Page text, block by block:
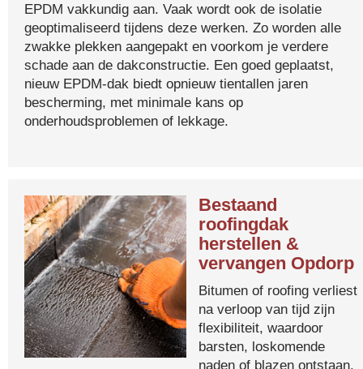
EPDM vakkundig aan. Vaak wordt ook de isolatie
geoptimaliseerd tijdens deze werken. Zo worden alle
zwakke plekken aangepakt en voorkom je verdere
schade aan de dakconstructie. Een goed geplaatst,
nieuw EPDM-dak biedt opnieuw tientallen jaren
bescherming, met minimale kans op
onderhoudsproblemen of lekkage.
Bestaand
roofingdak
herstellen &
vervangen Opdorp
Bitumen of roofing verliest
na verloop van tijd zijn
flexibiliteit, waardoor
barsten, loskomende
naden of blazen ontstaan.